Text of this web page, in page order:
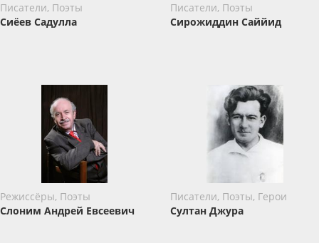
Писатели, Поэты
Сиёев Садулла
Писатели, Поэты
Сирожиддин Саййид
Режиссёры, Поэты
Слоним Андрей Евсеевич
Писатели, Поэты, Герои
Султан Джура